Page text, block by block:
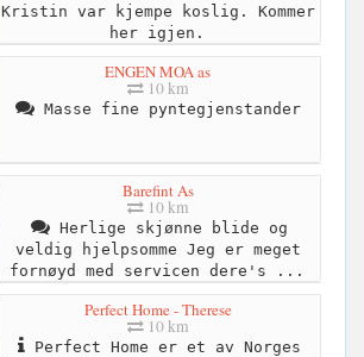
Kristin var kjempe koslig. Kommer
her igjen.
ENGEN MOA as
10 km
Masse fine pyntegjenstander
Barefint As
10 km
Herlige skjønne blide og
veldig hjelpsomme Jeg er meget
fornøyd med servicen dere's ...
Perfect Home - Therese
10 km
Perfect Home er et av Norges